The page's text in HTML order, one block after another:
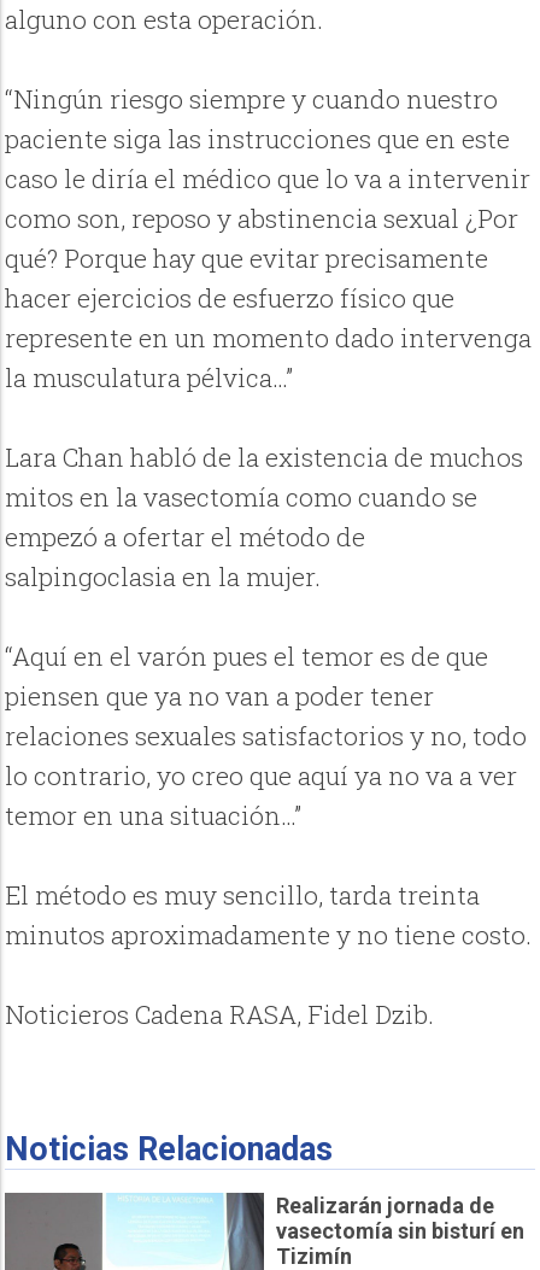
alguno con esta operación.
“Ningún riesgo siempre y cuando nuestro
paciente siga las instrucciones que en este
caso le diría el médico que lo va a intervenir
como son, reposo y abstinencia sexual ¿Por
qué? Porque hay que evitar precisamente
hacer ejercicios de esfuerzo físico que
represente en un momento dado intervenga
la musculatura pélvica…”
Lara Chan habló de la existencia de muchos
mitos en la vasectomía como cuando se
empezó a ofertar el método de
salpingoclasia en la mujer.
“Aquí en el varón pues el temor es de que
piensen que ya no van a poder tener
relaciones sexuales satisfactorios y no, todo
lo contrario, yo creo que aquí ya no va a ver
temor en una situación…”
El método es muy sencillo, tarda treinta
minutos aproximadamente y no tiene costo.
Noticieros Cadena RASA, Fidel Dzib.
Noticias Relacionadas
Realizarán jornada de
vasectomía sin bisturí en
Tizimín